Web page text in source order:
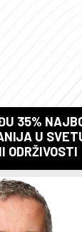
35%
U
ODRŽIVOSTI